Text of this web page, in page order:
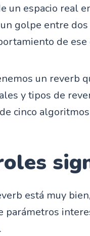
un espacio real
golpe entre
de
un reverb
y tipos de
cinco
está muy
parámetros